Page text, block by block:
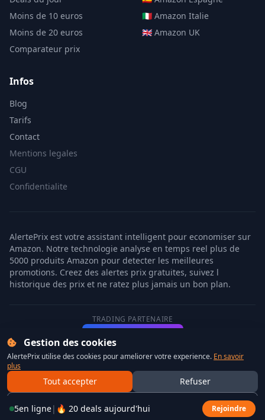
Moins de 10 euros
Moins de 20 euros
Comparateur prix
🇮🇹 Amazon Italie
🇬🇧 Amazon UK
Infos
Blog
Tarifs
Contact
Mentions legales
CGU
Confidentialite
AlertePrix est votre assistant intelligent pour economiser sur
Amazon. Notre technologie analyse en temps reel plus de
5000 produits Amazon pour detecter les meilleures
promotions. Creez des alertes prix gratuites, suivez l
historique des prix et ne ratez plus jamais un bon plan.
TRADING PARTENAIRE
© 2026 AlertePrix.com - Tous droits reserves. | AlertePrix est
un service independant, non affilie a Amazon.
Gestion des cookies
AlertePrix utilise des cookies pour ameliorer votre experience. En savoir
plus
Tout accepter
Refuser
Personnaliser
5en ligne| 🔥 20 deals aujourd'hui Rejoindre